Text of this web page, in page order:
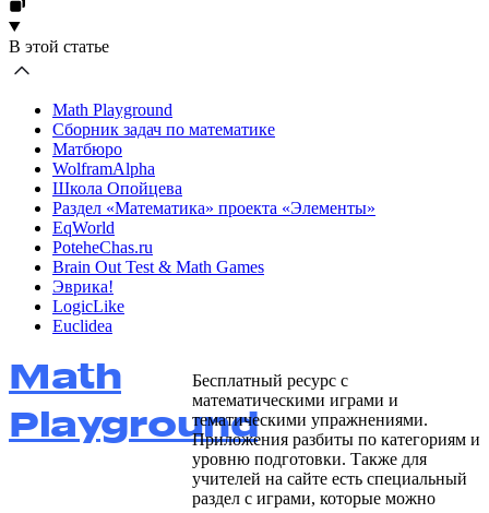
В этой статье
Math Playground
Сборник задач по математике
Матбюро
WolframAlpha
Школа Опойцева
Раздел «Математика» проекта «Элементы»
EqWorld
PoteheChas.ru
Brain Out Test & Math Games
Эврика!
LogicLike
Euclidea
Math
Playground
Бесплатный ресурс с
математическими играми и
тематическими упражнениями.
Приложения разбиты по категориям и
уровню подготовки. Также для
учителей на сайте есть специальный
раздел с играми, которые можно